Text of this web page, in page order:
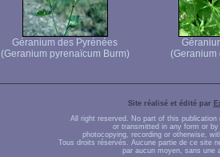
Géranium des Pyrénées
(Geranium pyrenaïcum Burm)
(Geranium
Site réalisé et édité par
All right reserved. No part of this
or transmitted in any form or
photocopying, recording or otherwise,
Tous droits réservés. Aucune partie de ce site
par aucun moyen, sans une